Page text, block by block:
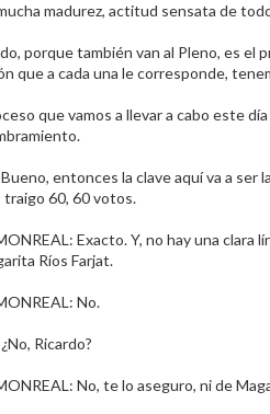
madurez, actitud sensata de
porque también van al Pleno, es el
que a cada una le corresponde,
que vamos a llevar a cabo este
entonces la clave aquí va a
60, 60 votos.​
Exacto. Y, no hay una clara
Ríos Farjat.​
No.​
Ricardo?​
No, te lo aseguro, ni de